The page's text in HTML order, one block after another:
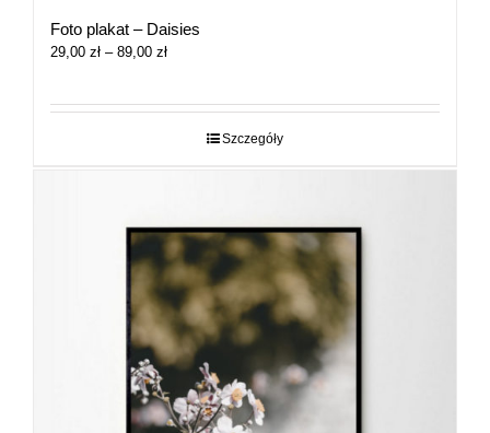
Foto plakat – Daisies
29,00 zł – 89,00 złZakres
29,00 zł
Szczegóły